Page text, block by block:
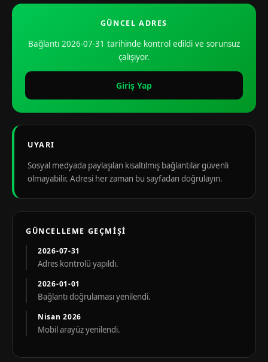
GÜNCEL ADRES
Bağlantı 2026-07-31 tarihinde kontrol edildi ve sorunsuz
çalışıyor.
Giriş Yap
UYARI
Sosyal medyada paylaşılan kısaltılmış bağlantılar güvenli
olmayabilir. Adresi her zaman bu sayfadan doğrulayın.
GÜNCELLEME GEÇMIŞI
2026-07-31
Adres kontrolü yapıldı.
2026-01-01
Bağlantı doğrulaması yenilendi.
Nisan 2026
Mobil arayüz yenilendi.